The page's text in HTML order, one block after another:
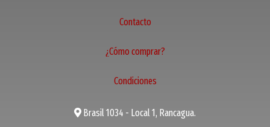
Contacto
¿Cómo comprar?
Condiciones
Brasil 1034 - Local 1, Rancagua.